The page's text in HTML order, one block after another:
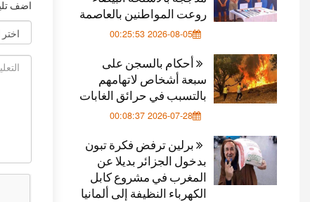
اضف
روعت المواطنين بالعاصمة
2026-08-05 00:25:53
أحكام بالسجن على
سبعة أشخاص لاتهامهم
بالتسبب في حرائق الغابات
2026-07-28 00:08:37
برلين ترفض فكرة تبون
بدخول الجزائر بديلا عن
المغرب في مشروع كابل
الكهرباء النظيفة إلى ألمانيا